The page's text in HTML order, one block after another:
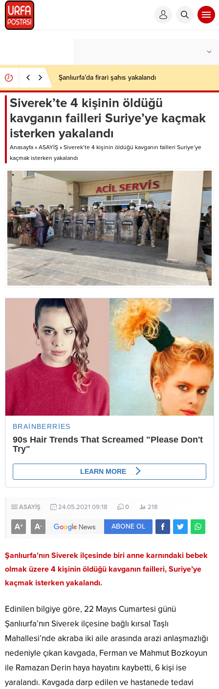
Şanlıurfa’da firari şahıs yakalandı
Siverek’te 4 kişinin öldüğü
kavganın failleri Suriye’ye kaçmak
isterken yakalandı
Anasayfa » ASAYİŞ » Siverek’te 4 kişinin öldüğü kavganın failleri Suriye’ye
kaçmak isterken yakalandı
ASAYİŞ 24.05.2021 09:18 0 218
A+ A- ABONE OL
Şanlıurfa’nın Siverek ilçesinde biri anne karnındaki bebek
olmak üzere 4 kişinin öldüğü kavganın failleri, Suriye’ye
kaçmak isterken yakalandı.
Edinilen bilgiye göre, 22 Mayıs Cumartesi günü
Şanlıurfa’nın Siverek ilçesine bağlı kırsal Taşlı
Mahallesi’nde akraba iki aile arasında arazi anlaşmazlığı
nedeniyle çıkan kavgada, Ferman ve Mahmut Bozkoyun
ile Ramazan Derin haya hayatını kaybetti, 6 kişi ise
yaralandı. Kavgada darp edilen ve hastanede tedavi